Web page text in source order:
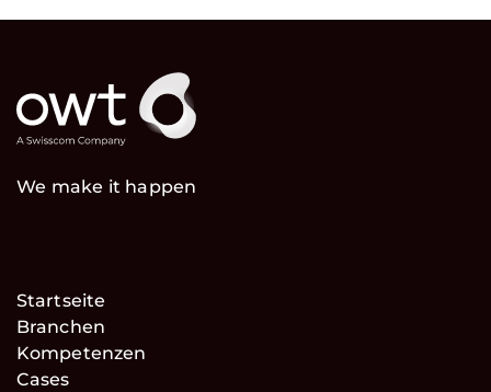
We make it happen
Startseite
Branchen
Kompetenzen
Cases